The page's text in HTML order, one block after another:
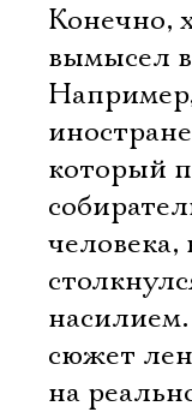
Конечно,
вымысел
который
сюжет
на